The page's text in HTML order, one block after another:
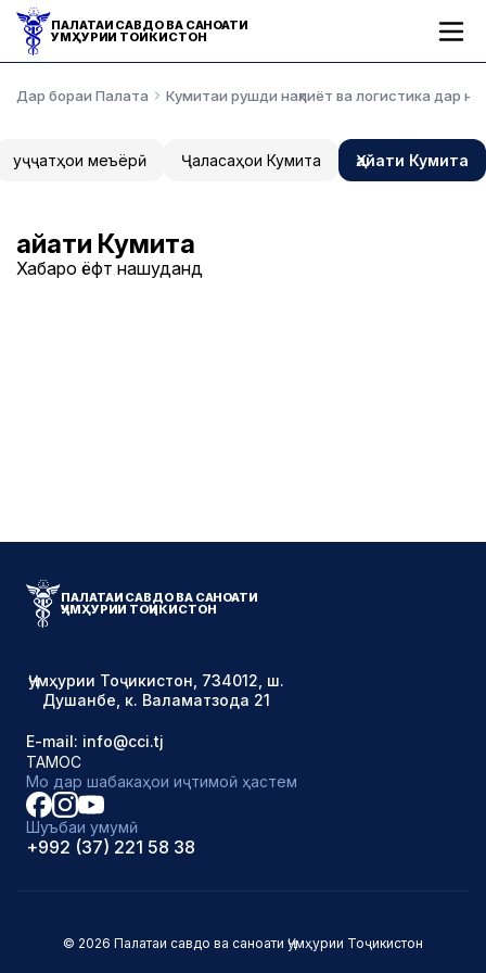
ПАЛАТАИ САВДО ВА САНОАТИ
ҶУМҲУРИИ ТОҶИКИСТОН
Дар бораи Палата Кумитаи рушди нақлиёт ва логистика дар
Ҳуҷҷатҳои меъёрӣ Ҷаласаҳои Кумита Ҳайати Кумита
Ҳайати Кумита
Хабарҳо ёфт нашуданд
ПАЛАТАИ САВДО ВА САНОАТИ
ҶУМҲУРИИ ТОҶИКИСТОН
Ҷумҳурии Тоҷикистон, 734012, ш.
Душанбе, к. Валаматзода 21
E-mail: info@cci.tj
ТАМОС
Мо дар шабакаҳои иҷтимоӣ ҳастем
Шуъбаи умумӣ
+992 (37) 221 58 38
© 2026 Палатаи савдо ва саноати Ҷумҳурии Тоҷикистон